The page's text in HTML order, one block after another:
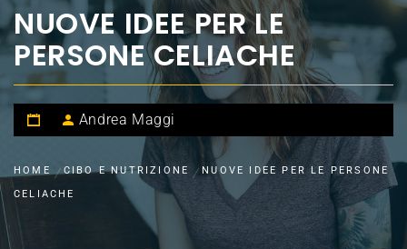
NUOVE IDEE PER LE
PERSONE CELIACHE
Andrea Maggi
HOME CIBO E NUTRIZIONE
NUOVE IDEE PER LE PERSONE
CELIACHE